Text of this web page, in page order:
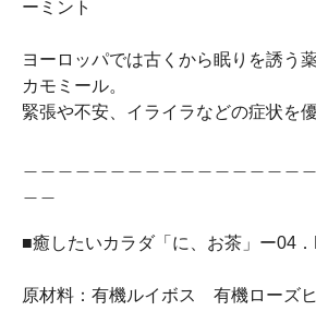
ーミント
ヨーロッパでは古くから眠りを誘う
カモミール。
緊張や不安、イライラなどの症状を
■癒したいカラダ「に、お茶」ー04
原材料：有機ルイボス 有機ローズ